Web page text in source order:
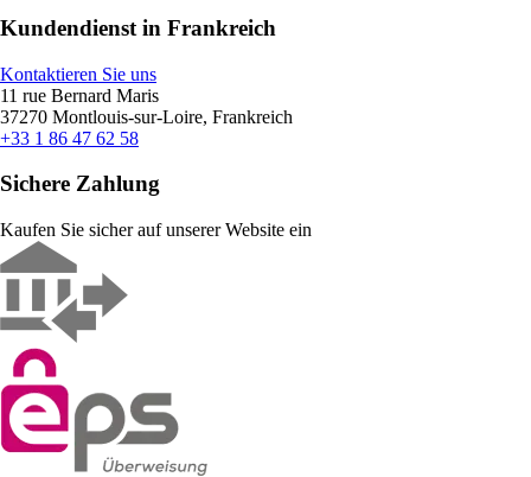
Kundendienst in Frankreich
Kontaktieren Sie uns
11 rue Bernard Maris
37270 Montlouis-sur-Loire, Frankreich
+33 1 86 47 62 58
Sichere Zahlung
Kaufen Sie sicher auf unserer Website ein